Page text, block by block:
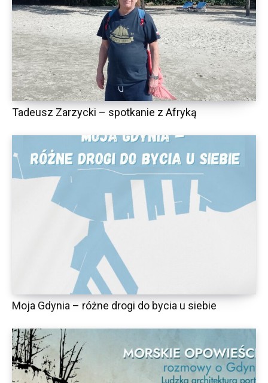
Tadeusz Zarzycki – spotkanie z Afryką
Moja Gdynia – różne drogi do bycia u siebie